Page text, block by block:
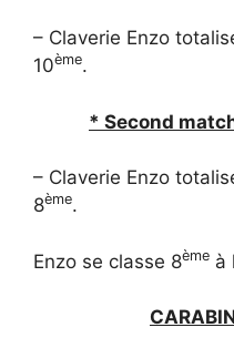
– Claverie Enzo
10ème.
* Second
– Claverie Enzo
8ème.
Enzo se classe 8ème à